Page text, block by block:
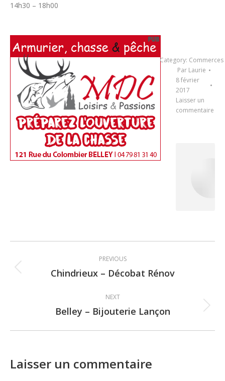
14h30 – 18h00
Category: Commerces
Par Laurie
8 février
2017
Laisser un
commentaire
navigation
PREVIOUS
Previous
Chindrieux – Décobat Rénov
NEXT
Next
Belley – Bijouterie Lançon
Laisser un commentaire